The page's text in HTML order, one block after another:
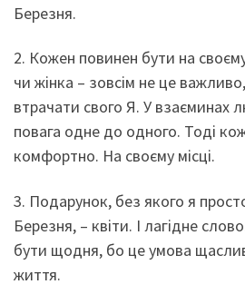
Березня.
2. Кожен повинен бути на
чи жінка – зовсім не це
втрачати свого Я. У взаєминах
повага одне до одного. Тоді
комфортно. На своєму місці.
3. Подарунок, без якого я
Березня, – квіти. І лагідне
бути щодня, бо це умова
життя.